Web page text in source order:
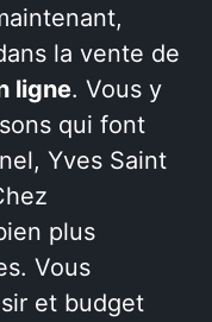
la vente de
ligne. Vous y
qui font
Yves Saint
plus
Vous
et budget